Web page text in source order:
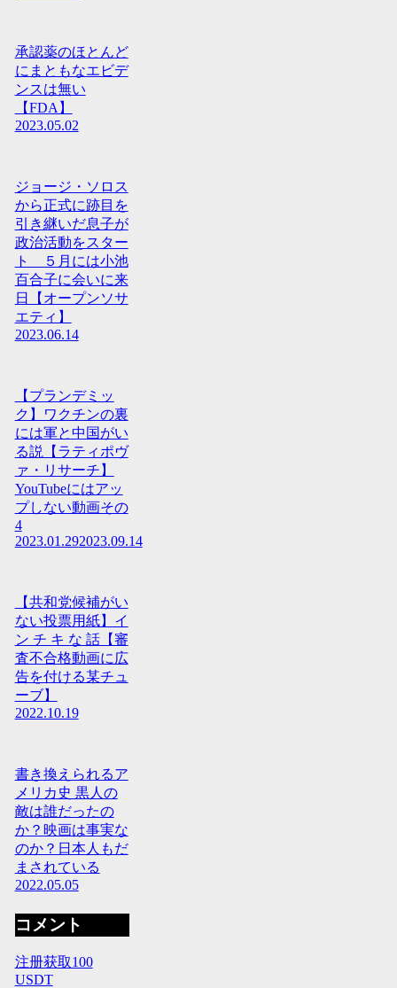
承認薬のほとんど
にまともなエビデ
ンスは無い
【FDA】
2023.05.02
ジョージ・ソロス
から正式に跡目を
引き継いだ息子が
政治活動をスター
ト ５月には小池
百合子に会いに来
日【オープンソサ
エティ】
2023.06.14
【プランデミッ
ク】ワクチンの裏
には軍と中国がい
る説【ラティポヴ
ァ・リサーチ】
YouTubeにはアッ
プしない動画その
4
2023.01.292023.09.14
【共和党候補がい
ない投票用紙】イ
ン チ キ な 話【審
査不合格動画に広
告を付ける某チュ
ーブ】
2022.10.19
書き換えられるア
メリカ史 黒人の
敵は誰だったの
か？映画は事実な
のか？日本人もだ
まされている
2022.05.05
コメント
注册获取100
USDT